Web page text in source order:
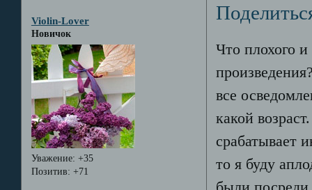
Violin-Lover
Новичок
Уважение: +35
Позитив: +71
Что плохого
все
какой
срабатывает
то я буду